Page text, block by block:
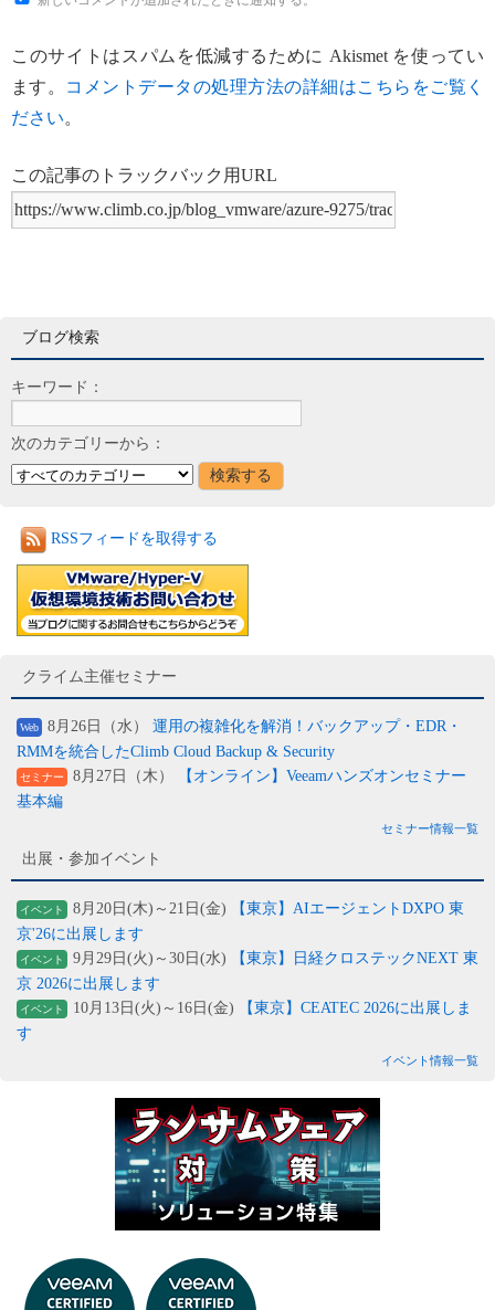
このサイトはスパムを低減するために Akismet を使ってい
ます。 コメントデータの処理方法の詳細はこちらをご覧く
ださい。
この記事のトラックバック用URL
ブログ検索
キーワード：
次のカテゴリーから：
RSSフィードを取得する
クライム主催セミナー
Web 8月26日（水） 運用の複雑化を解消！バックアップ・EDR・
RMMを統合したClimb Cloud Backup & Security
セミナー 8月27日（木）
【オンライン】Veeamハンズオンセミナー
基本編
セミナー情報一覧
出展・参加イベント
イベント 8月20日(木)～21日(金)
【東京】AIエージェントDXPO 東
京'26に出展します
イベント 9月29日(火)～30日(水)
【東京】日経クロステックNEXT 東
京 2026に出展します
イベント 10月13日(火)～16日(金)
【東京】CEATEC 2026に出展しま
す
イベント情報一覧